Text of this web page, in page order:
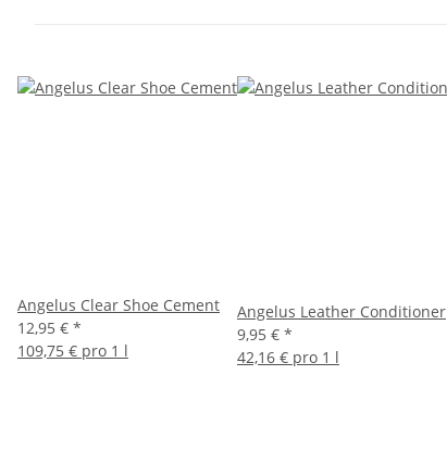
Angelus Clear Shoe Cement
12,95 € *
109,75 € pro 1 l
Angelus Leather Conditioner
9,95 € *
42,16 € pro 1 l